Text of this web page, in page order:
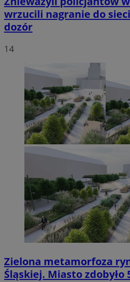
wrzucili nagranie do
dozór
14
Zielona metamorfoza
Śląskiej. Miasto zdobyło